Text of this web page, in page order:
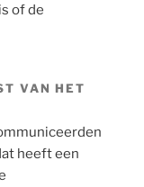
of de
VAN HET
heeft een